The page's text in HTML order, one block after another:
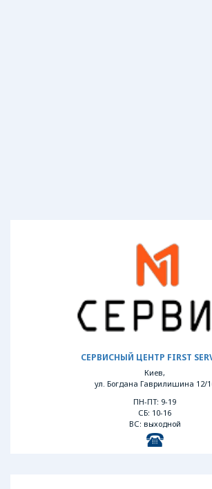
СЕРВИСНЫЙ ЦЕНТР FIRST
Киев,
ул. Богдана Гаврилишина 12/
ПН-ПТ: 9-19
СБ: 10-16
ВС: выходной